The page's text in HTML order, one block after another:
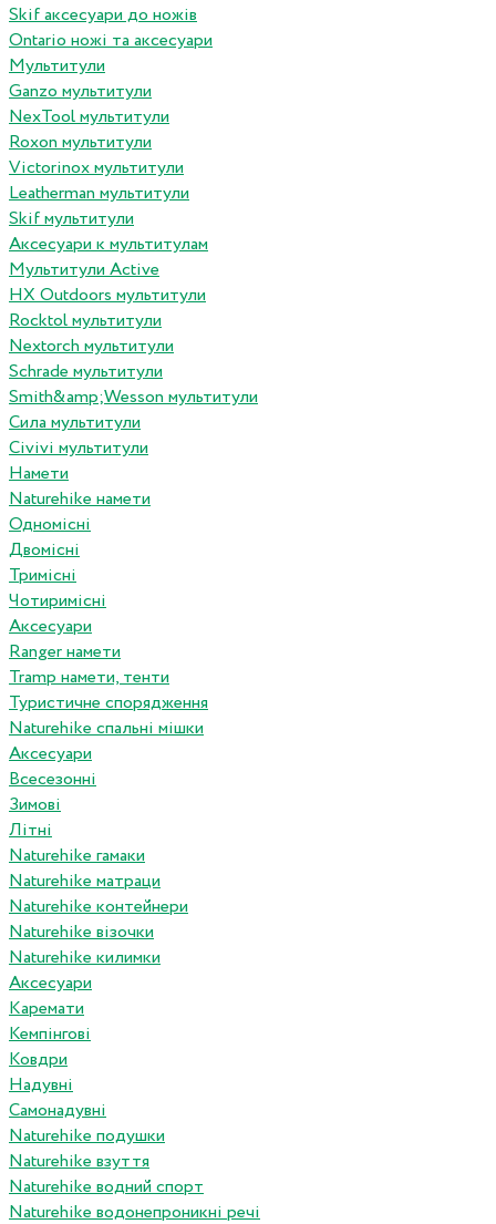
Skif аксесуари до ножів
Ontario ножі та аксесуари
Мультитули
Ganzo мультитули
NexTool мультитули
Roxon мультитули
Victorinox мультитули
Leatherman мультитули
Skif мультитули
Аксесуари к мультитулам
Мультитули Active
HX Outdoors мультитули
Rocktol мультитули
Nextorch мультитули
Schrade мультитули
Smith&amp;Wesson мультитули
Сила мультитули
Civivi мультитули
Намети
Naturehike намети
Одномісні
Двомісні
Тримісні
Чотиримісні
Аксесуари
Ranger намети
Tramp намети, тенти
Туристичне спорядження
Naturehike спальні мішки
Аксесуари
Всесезонні
Зимові
Літні
Naturehike гамаки
Naturehike матраци
Naturehike контейнери
Naturehike візочки
Naturehike килимки
Аксесуари
Каремати
Кемпінгові
Ковдри
Надувні
Самонадувні
Naturehike подушки
Naturehike взуття
Naturehike водний спорт
Naturehike водонепроникні речі